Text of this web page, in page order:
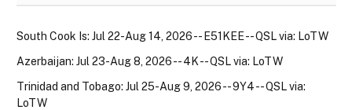
South Cook Is: Jul 22-Aug 14, 2026 -- E51KEE -- QSL via: LoTW
Azerbaijan: Jul 23-Aug 8, 2026 -- 4K -- QSL via: LoTW
Trinidad and Tobago: Jul 25-Aug 9, 2026 -- 9Y4 -- QSL via:
LoTW